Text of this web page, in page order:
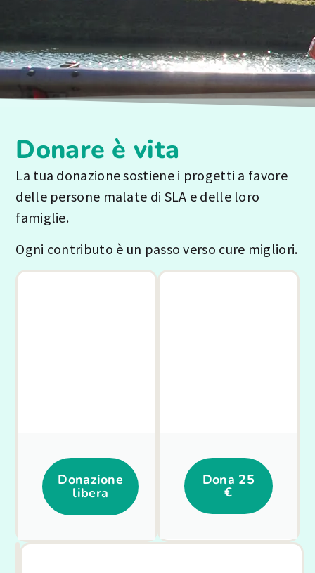
Donare è vita
La tua donazione sostiene i progetti a favore
delle persone malate di SLA e delle loro
famiglie.
Ogni contributo è un passo verso cure migliori.
Donazione
libera
Dona 25
€